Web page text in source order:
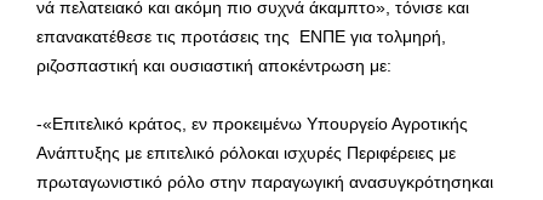
νά πελατειακό και ακόμη πιο συχνά άκαμπτο», τόνισε και
επανακατέθεσε τις προτάσεις της ΕΝΠΕ για τολμηρή,
ριζοσπαστική και ουσιαστική αποκέντρωση με:
-«Επιτελικό κράτος, εν προκειμένω Υπουργείο Αγροτικής
Ανάπτυξης με επιτελικό ρόλοκαι ισχυρές Περιφέρειες με
πρωταγωνιστικό ρόλο στην παραγωγική ανασυγκρότησηκαι